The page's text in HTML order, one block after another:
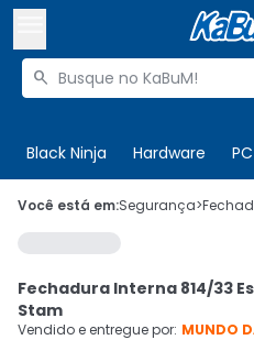
Buscar produtos

Black Ninja Hardware
 Olá. Acesse sua
 Departamentos
Cupons
Você está em:Segurança>
Fechadura Interna 814/33
Stam
Vendido e entregue por: MUNDO